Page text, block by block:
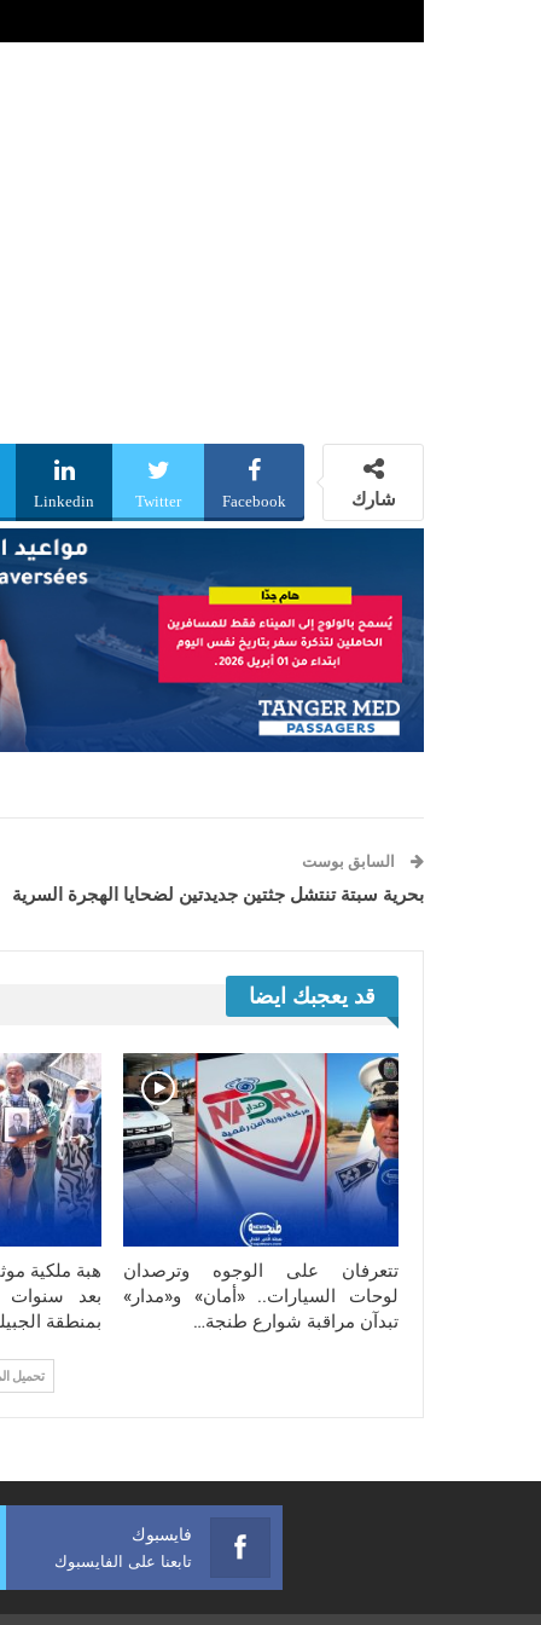
شارك Facebook
Twitter
Linkedin
السابق بوست
بحرية سبتة تنتشل جثتين جديدتين لضحايا الهجرة السرية
قد يعجبك ايضا
تتعرفان على الوجوه وترصدان
لوحات السيارات.. «أمان» و«مدار»
تبدآن مراقبة شوارع طنجة…
هبة ملكية
بعد سنوات
بمنطقة
تحميل
فايسبوك
تابعنا على الفايسبوك